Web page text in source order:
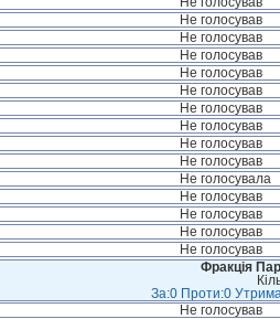
Не голосував
Не голосував
Не голосував
Не голосував
Не голосував
Не голосував
Не голосував
Не голосував
Не голосував
Не голосувала
Не голосував
Не голосував
Не голосував
Не голосував
Фракція
За:0 Проти:0
Не голосував